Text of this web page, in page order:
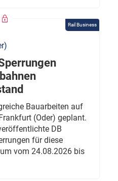
Rail Business
Bauarbeiten auf
(Oder) geplant.
DB
für diese
vom 24.08.2026 bis